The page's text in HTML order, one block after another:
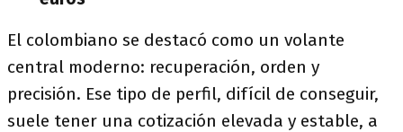
El colombiano se destacó como un volante
central moderno: recuperación, orden y
precisión. Ese tipo de perfil, difícil de conseguir,
suele tener una cotización elevada y estable, a